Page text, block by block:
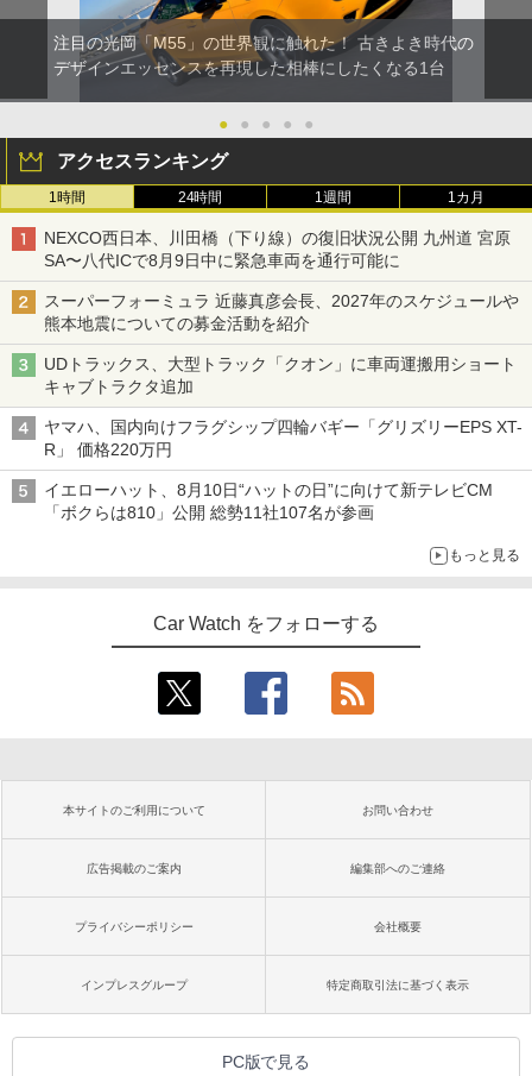
注目の光岡「M55」の世界観に触れた！ 古きよき時代の
デザインエッセンスを再現した相棒にしたくなる1台
● ● ● ● ●
アクセスランキング
1時間 24時間 1週間 1カ月
NEXCO西日本、川田橋（下り線）の復旧状況公開 九州道 宮原
SA〜八代ICで8月9日中に緊急車両を通行可能に
スーパーフォーミュラ 近藤真彦会長、2027年のスケジュールや
熊本地震についての募金活動を紹介
UDトラックス、大型トラック「クオン」に車両運搬用ショート
キャブトラクタ追加
ヤマハ、国内向けフラグシップ四輪バギー「グリズリーEPS XT-
R」 価格220万円
イエローハット、8月10日“ハットの日”に向けて新テレビCM
「ボクらは810」公開 総勢11社107名が参画
もっと見る
Car Watch をフォローする
本サイトのご利用について お問い合わせ
広告掲載のご案内 編集部へのご連絡
プライバシーポリシー 会社概要
インプレスグループ 特定商取引法に基づく表示
PC版で見る